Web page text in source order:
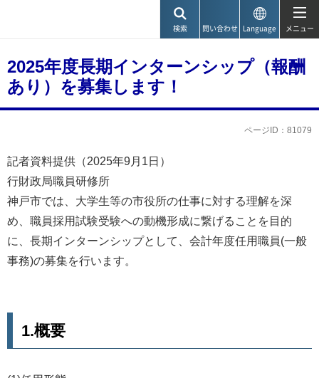
検索 問い合わせ Language メニュー
2025年度長期インターンシップ（報酬
あり）を募集します！
ページID：81079
記者資料提供（2025年9月1日）
行財政局職員研修所
神戸市では、大学生等の市役所の仕事に対する理解を深
め、職員採用試験受験への動機形成に繋げることを目的
に、長期インターンシップとして、会計年度任用職員(一般
事務)の募集を行います。
1.概要